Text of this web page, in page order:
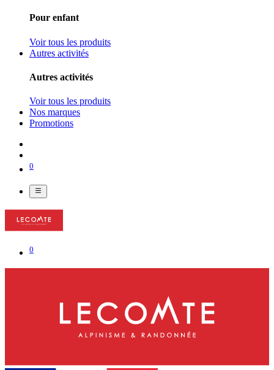
Pour enfant
Voir tous les produits
Autres activités
Autres activités
Voir tous les produits
Nos marques
Promotions
0
0